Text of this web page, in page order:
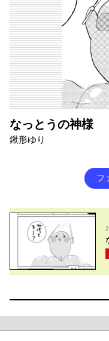
なっとうの神様
鍬形ゆり
フ